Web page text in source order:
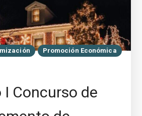
Promoción Económica
I Concurso de